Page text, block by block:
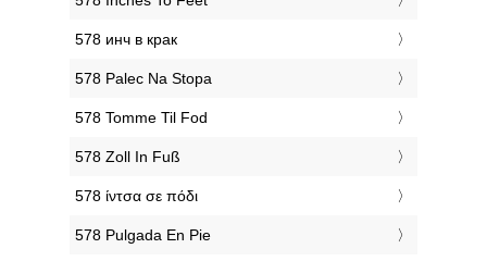
‎578 инч в крак
‎578 Palec Na Stopa
‎578 Tomme Til Fod
‎578 Zoll In Fuß
‎578 ίντσα σε πόδι
‎578 Pulgada En Pie